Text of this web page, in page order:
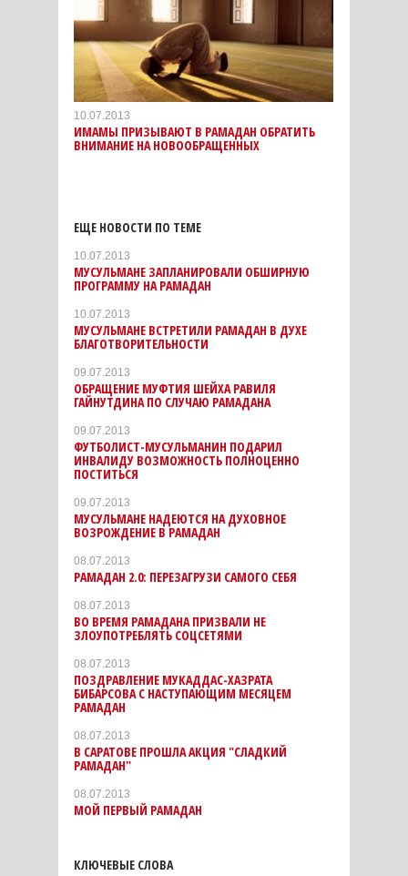
10.07.2013
ИМАМЫ ПРИЗЫВАЮТ В РАМАДАН ОБРАТИТЬ
ВНИМАНИЕ НА НОВООБРАЩЕННЫХ
ЕЩЕ НОВОСТИ ПО ТЕМЕ
10.07.2013
МУСУЛЬМАНЕ ЗАПЛАНИРОВАЛИ ОБШИРНУЮ
ПРОГРАММУ НА РАМАДАН
10.07.2013
МУСУЛЬМАНЕ ВСТРЕТИЛИ РАМАДАН В ДУХЕ
БЛАГОТВОРИТЕЛЬНОСТИ
09.07.2013
ОБРАЩЕНИЕ МУФТИЯ ШЕЙХА РАВИЛЯ
ГАЙНУТДИНА ПО СЛУЧАЮ РАМАДАНА
09.07.2013
ФУТБОЛИСТ-МУСУЛЬМАНИН ПОДАРИЛ
ИНВАЛИДУ ВОЗМОЖНОСТЬ ПОЛНОЦЕННО
ПОСТИТЬСЯ
09.07.2013
МУСУЛЬМАНЕ НАДЕЮТСЯ НА ДУХОВНОЕ
ВОЗРОЖДЕНИЕ В РАМАДАН
08.07.2013
РАМАДАН 2.0: ПЕРЕЗАГРУЗИ САМОГО СЕБЯ
08.07.2013
ВО ВРЕМЯ РАМАДАНА ПРИЗВАЛИ НЕ
ЗЛОУПОТРЕБЛЯТЬ СОЦСЕТЯМИ
08.07.2013
ПОЗДРАВЛЕНИЕ МУКАДДАС-ХАЗРАТА
БИБАРСОВА С НАСТУПАЮЩИМ МЕСЯЦЕМ
РАМАДАН
08.07.2013
В САРАТОВЕ ПРОШЛА АКЦИЯ "СЛАДКИЙ
РАМАДАН"
08.07.2013
МОЙ ПЕРВЫЙ РАМАДАН
КЛЮЧЕВЫЕ СЛОВА